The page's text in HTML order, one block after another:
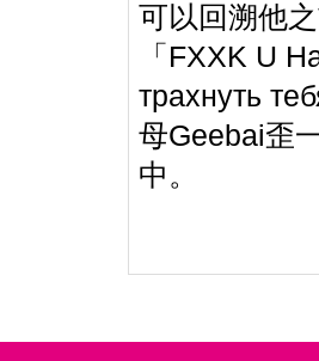
可以回溯他
「FXXK U
трахнуть
母Geebai歪
中。